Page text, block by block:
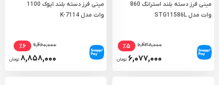
مینی فرز دسته بلند استرانگ 860
وات مدل STG11586L
۶,۴۳۸,۰۰۰ ٪۵
۶,۰۷۷,۰۰۰ تومان
مینی فرز دسته بلند ایوک 1100
وات مدل K-7114
۹,۴۶۰,۰۰۰ ٪۶
۸,۸۵۸,۰۰۰ تومان